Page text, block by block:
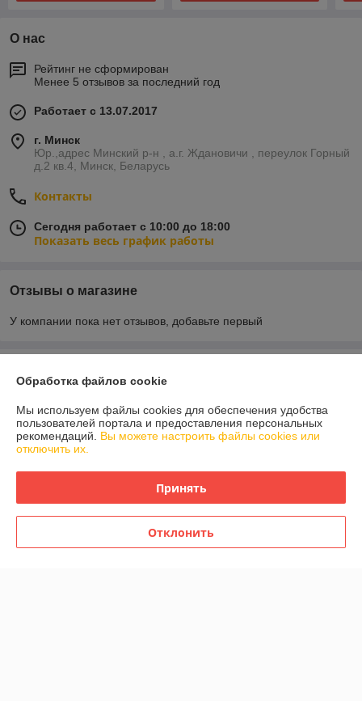
О нас
Рейтинг не сформирован
Менее 5 отзывов за последний год
Работает с 13.07.2017
г. Минск
Юр.,адрес Минский р-н , а.г. Ждановичи , переулок Горный
д.2 кв.4, Минск, Беларусь
Контакты
Сегодня работает с 10:00 до 18:00
Показать весь график работы
Отзывы о магазине
У компании пока нет отзывов, добавьте первый
Контакты
Доставка и оплата
Полная версия сайта
Обработка файлов cookie
Мы используем файлы cookies для обеспечения удобства
пользователей портала и предоставления персональных
рекомендаций. Вы можете настроить файлы cookies или
отключить их.
Принять
Отклонить